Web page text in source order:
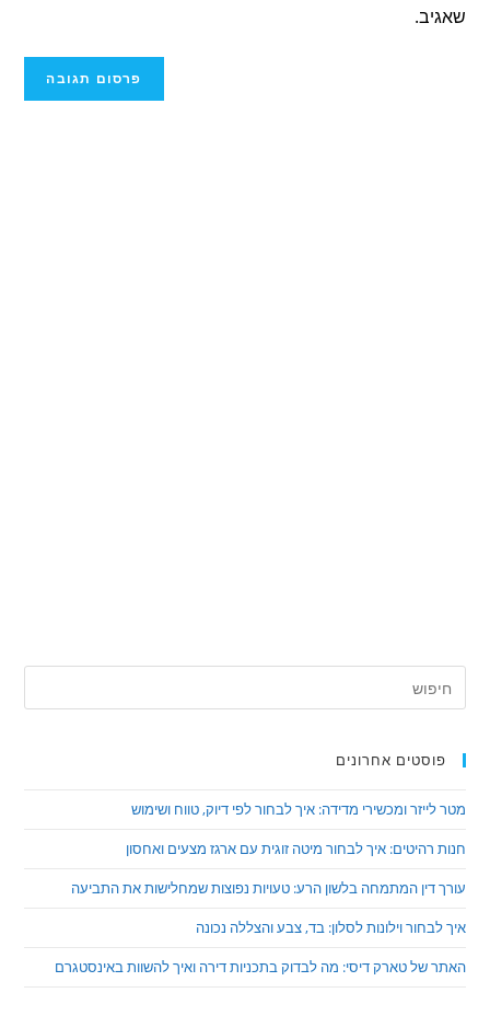
שאגיב.
פוסטים אחרונים
מטר לייזר ומכשירי מדידה: איך לבחור לפי דיוק, טווח ושימוש
חנות רהיטים: איך לבחור מיטה זוגית עם ארגז מצעים ואחסון
עורך דין המתמחה בלשון הרע: טעויות נפוצות שמחלישות את התביעה
איך לבחור וילונות לסלון: בד, צבע והצללה נכונה
האתר של טארק דיסי: מה לבדוק בתכניות דירה ואיך להשוות באינסטגרם